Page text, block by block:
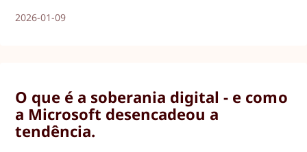
2026-01-09
O que é a soberania digital - e como
a Microsoft desencadeou a
tendência.